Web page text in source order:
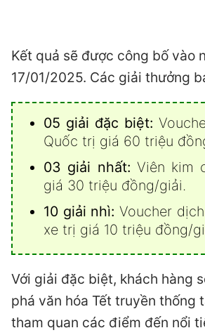
Kết quả sẽ được công bố vào
17/01/2025. Các giải thưởng
05 giải đặc biệt:
Quốc trị giá 60 triệu
03 giải nhất: Viên kim
giá 30 triệu đồng/giải.
10 giải nhì: Voucher
xe trị giá 10 triệu đồng/
Với giải đặc biệt, khách hàng
phá văn hóa Tết truyền thống
tham quan các điểm đến nổi